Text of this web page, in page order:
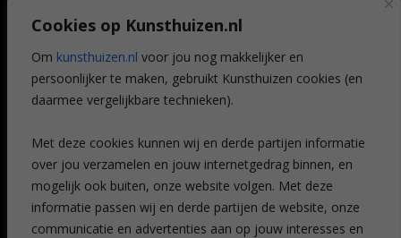
Cookies op Kunsthuizen.nl
Om kunsthuizen.nl voor jou nog makkelijker en
persoonlijker te maken, gebruikt Kunsthuizen cookies (en
daarmee vergelijkbare technieken).
Met deze cookies kunnen wij en derde partijen informatie
over jou verzamelen en jouw internetgedrag binnen, en
mogelijk ook buiten, onze website volgen. Met deze
informatie passen wij en derde partijen de website, onze
communicatie en advertenties aan op jouw interesses en
Voordelen
Veelgestelde vragen
CONTACT
Leiden
Amsterdam
Breda
Favorieten
Mijn art alert